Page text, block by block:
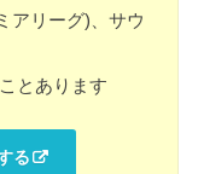
アリーグ)、サウ
とあります
る